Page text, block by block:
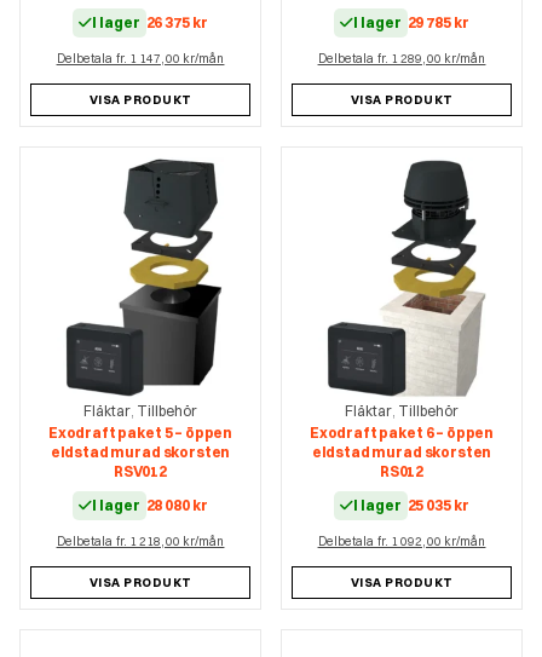
I lager 26 375 kr
Delbetala fr. 1 147,00 kr/mån
VISA PRODUKT
I lager 29 785 kr
Delbetala fr. 1 289,00 kr/mån
VISA PRODUKT
Fläktar, Tillbehör
Exodraft paket 5 – öppen
eldstad murad skorsten
RSV012
I lager 28 080 kr
Delbetala fr. 1 218,00 kr/mån
VISA PRODUKT
Fläktar, Tillbehör
Exodraft paket 6 – öppen
eldstad murad skorsten
RS012
I lager 25 035 kr
Delbetala fr. 1 092,00 kr/mån
VISA PRODUKT